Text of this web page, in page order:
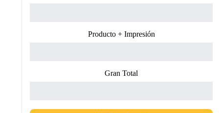
Producto + Impresión
Gran Total